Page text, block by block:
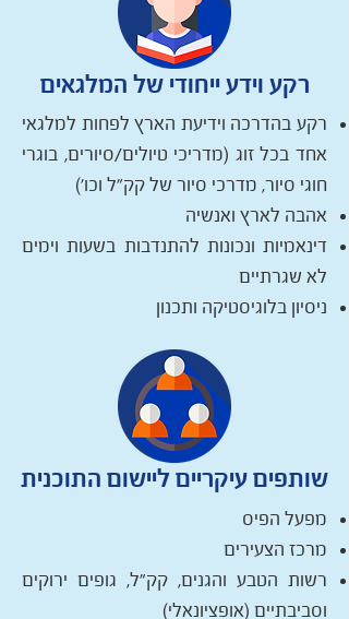
רקע וידע ייחודי של המלגאים
רקע בהדרכה וידיעת הארץ לפחות למלגאי
אחד בכל זוג (מדריכי טיולים/סיורים, בוגרי
חוגי סיור, מדרכי סיור של קק"ל וכו')
אהבה לארץ ואנשיה
דינאמיות ונכונות להתנדבות בשעות וימים
לא שגרתיים
ניסיון בלוגיסטיקה ותכנון
שותפים עיקריים ליישום התוכנית
מפעל הפיס
מרכז הצעירים
רשות הטבע והגנים, קק"ל, גופים ירוקים
וסביבתיים (אופציונאלי)